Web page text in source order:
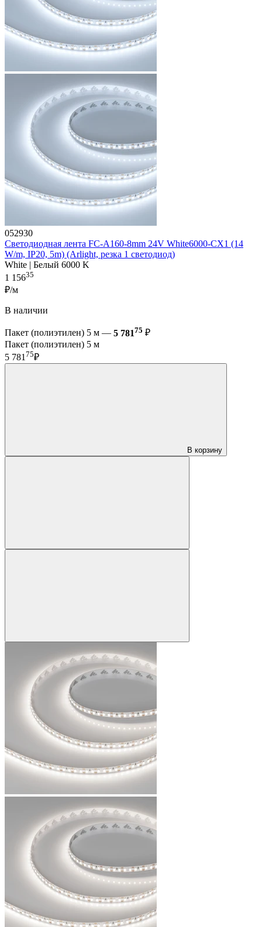
052930
Светодиодная лента FC-A160-8mm 24V White6000-CX1 (14
W/m, IP20, 5m) (Arlight, резка 1 светодиод)
White | Белый 6000 K
1 15635
₽/м
В наличии
Пакет (полиэтилен) 5 м — 5 78175 ₽
Пакет (полиэтилен) 5 м
5 781 75₽
В корзину